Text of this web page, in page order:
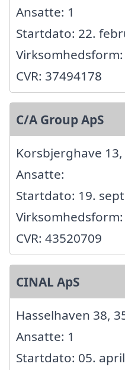
Ansatte: 1
Startdato: 22.
CVR: 37494178
C/A Group ApS
Korsbjerghave
Ansatte:
Startdato: 19.
CVR: 43520709
CINAL ApS
Hasselhaven 38,
Ansatte: 1
Startdato: 05.